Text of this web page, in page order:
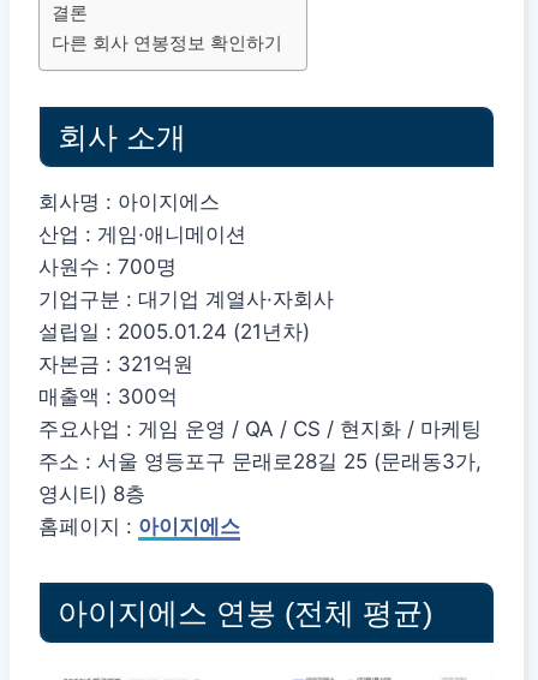
결론
다른 회사 연봉정보 확인하기
회사 소개
회사명 : 아이지에스
산업 : 게임·애니메이션
사원수 : 700명
기업구분 : 대기업 계열사·자회사
설립일 : 2005.01.24 (21년차)
자본금 : 321억원
매출액 : 300억
주요사업 : 게임 운영 / QA / CS / 현지화 / 마케팅
주소 : 서울 영등포구 문래로28길 25 (문래동3가,
영시티) 8층
홈페이지 : 아이지에스
아이지에스 연봉 (전체 평균)